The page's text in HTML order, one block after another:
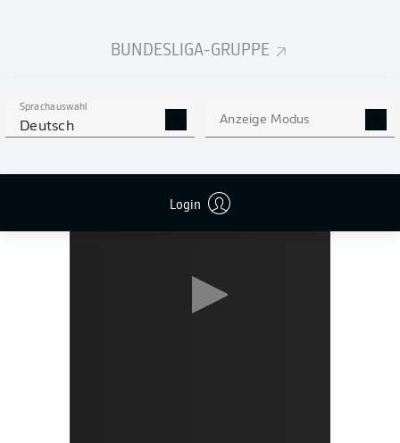
BUNDESLIGA-GRUPPE
Sprachauswahl
Deutsch Anzeige Modus
Login
für den SC und stand noch einmal in der Startelf.